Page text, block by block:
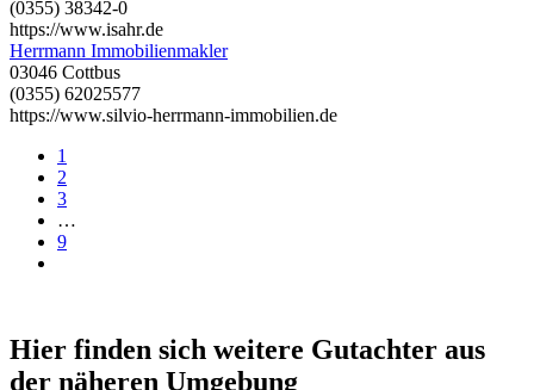
(0355) 38342-0
https://www.isahr.de
Herrmann Immobilienmakler
03046 Cottbus
(0355) 62025577
https://www.silvio-herrmann-immobilien.de
1
2
3
…
9
Hier finden sich weitere Gutachter aus
der näheren Umgebung